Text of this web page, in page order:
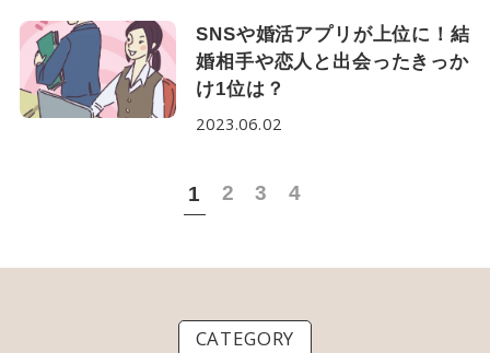
SNSや婚活アプリが上位に！結
婚相手や恋人と出会ったきっか
け1位は？
2023.06.02
1 2 3 4
CATEGORY